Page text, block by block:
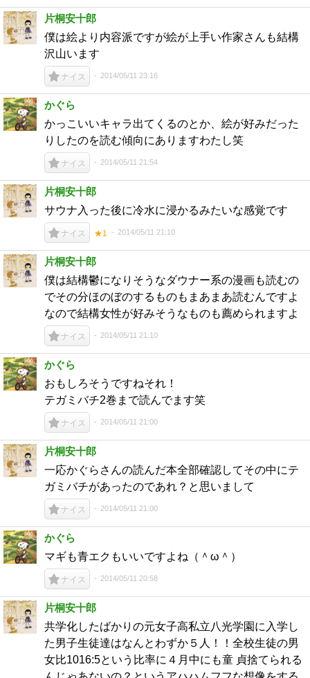
片桐安十郎
僕は絵より内容派ですが絵が上手い作家さんも結構
沢山います
ナイス 2014/05/11 23:16
かぐら
かっこいいキャラ出てくるのとか、絵が好みだった
りしたのを読む傾向にありますわたし笑
ナイス 2014/05/11 21:54
片桐安十郎
サウナ入った後に冷水に浸かるみたいな感覚です
ナイス ★1 2014/05/11 21:10
片桐安十郎
僕は結構鬱になりそうなダウナー系の漫画も読むの
でその分ほのぼのするものもまあまあ読むんですよ
なので結構女性が好みそうなものも薦められますよ
ナイス 2014/05/11 21:10
かぐら
おもしろそうですねそれ！
テガミバチ2巻まで読んでます笑
ナイス 2014/05/11 21:00
片桐安十郎
一応かぐらさんの読んだ本全部確認してその中にテ
ガミバチがあったのであれ？と思いまして
ナイス 2014/05/11 21:00
かぐら
マギも青エクもいいですよね（＾ω＾）
ナイス 2014/05/11 20:58
片桐安十郎
共学化したばかりの元女子高私立八光学園に入学し
た男子生徒達はなんとわずか５人！！全校生徒の男
女比1016:5という比率に４月中にも童 貞捨てられる